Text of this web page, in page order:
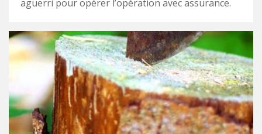
aguerri pour opérer l’opération avec assurance.